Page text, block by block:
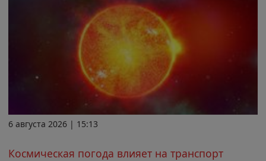
6 августа 2026 | 15:13
Космическая погода влияет на транспорт